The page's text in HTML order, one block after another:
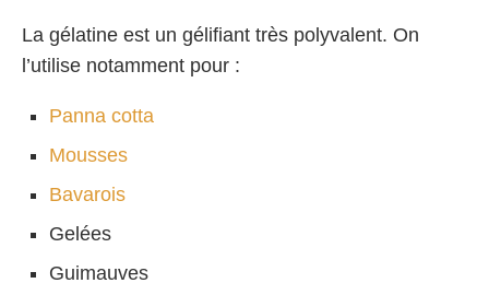
La gélatine est un gélifiant très polyvalent. On
l’utilise notamment pour :
Panna cotta
Mousses
Bavarois
Gelées
Guimauves